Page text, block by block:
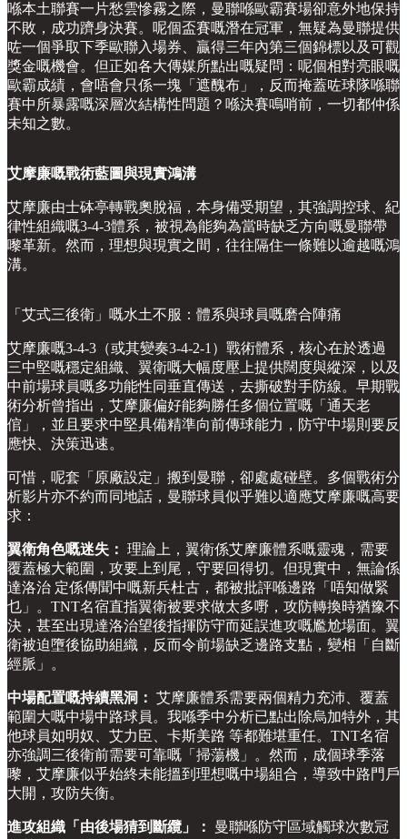
喺本土聯賽一片愁雲慘霧之際，曼聯喺歐霸賽場卻意外地保持
不敗，成功躋身決賽。呢個盃賽嘅潛在冠軍，無疑為曼聯提供
咗一個爭取下季歐聯入場券、贏得三年內第三個錦標以及可觀
獎金嘅機會。但正如各大傳媒所點出嘅疑問：呢個相對亮眼嘅
歐霸成績，會唔會只係一塊「遮醜布」，反而掩蓋咗球隊喺聯
賽中所暴露嘅深層次結構性問題？喺決賽鳴哨前，一切都仲係
未知之數。
艾摩廉嘅戰術藍圖與現實鴻溝
艾摩廉由士砵亭轉戰奧脫福，本身備受期望，其強調控球、紀
律性組織嘅3-4-3體系，被視為能夠為當時缺乏方向嘅曼聯帶
嚟革新。然而，理想與現實之間，往往隔住一條難以逾越嘅鴻
溝。
「艾式三後衛」嘅水土不服：體系與球員嘅磨合陣痛
艾摩廉嘅3-4-3（或其變奏3-4-2-1）戰術體系，核心在於透過
三中堅嘅穩定組織、翼衛嘅大幅度壓上提供闊度與縱深，以及
中前場球員嘅多功能性同垂直傳送，去撕破對手防線。早期戰
術分析曾指出，艾摩廉偏好能夠勝任多個位置嘅「通天老
倌」，並且要求中堅具備精準向前傳球能力，防守中場則要反
應快、決策迅速。
可惜，呢套「原廠設定」搬到曼聯，卻處處碰壁。多個戰術分
析影片亦不約而同地話，曼聯球員似乎難以適應艾摩廉嘅高要
求：
翼衛角色嘅迷失： 理論上，翼衛係艾摩廉體系嘅靈魂，需要
覆蓋極大範圍，攻要上到尾，守要回得切。但現實中，無論係
達洛治 定係傳聞中嘅新兵杜古，都被批評喺邊路「唔知做緊
乜」。TNT名宿直指翼衛被要求做太多嘢，攻防轉換時猶豫不
決，甚至出現達洛治望後指揮防守而延誤進攻嘅尷尬場面。翼
衛被迫墮後協助組織，反而令前場缺乏邊路支點，變相「自斷
經脈」。
中場配置嘅持續黑洞： 艾摩廉體系需要兩個精力充沛、覆蓋
範圍大嘅中場中路球員。我喺季中分析已點出除烏加特外，其
他球員如明奴、艾力臣、卡斯美路 等都難堪重任。TNT名宿
亦強調三後衛前需要可靠嘅「掃蕩機」。然而，成個球季落
嚟，艾摩廉似乎始終未能搵到理想嘅中場組合，導致中路門戶
大開，攻防失衡。
進攻組織「由後場猜到斷纜」：
曼聯喺防守區域觸球次數冠